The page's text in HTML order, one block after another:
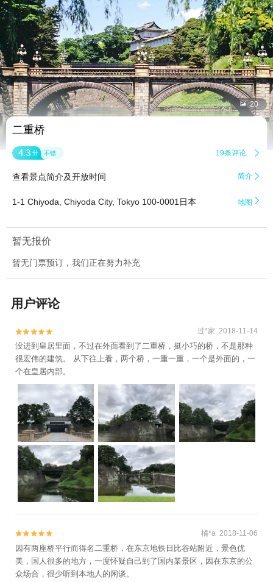
 20
二重桥
4.3 分 不错 19条评论 
查看景点简介及开放时间 简介 
1-1 Chiyoda, Chiyoda City, Tokyo 100-0001日本 地图 
暂无报价
暂无门票预订，我们正在努力补充
用户评论

 过*家 2018-11-14
没进到皇居里面，不过在外面看到了二重桥，挺小巧的桥，不是那种
很宏伟的建筑。 从下往上看，两个桥，一重一重，一个是外面的，一
个在皇居内部。

 橘*a 2018-11-06
因有两座桥平行而得名二重桥，在东京地铁日比谷站附近，景色优
美，国人很多的地方，一度怀疑自己到了国内某景区，因在东京的公
众场合，很少听到本地人的闲谈。
